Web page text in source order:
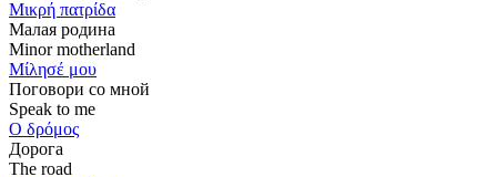
Μικρή πατρίδα
Малая родина
Minor motherland
Μίλησέ μου
Поговори со мной
Speak to me
Ο δρόμος
Дорога
The road